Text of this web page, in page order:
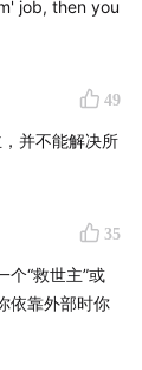
的去答题。
的情绪、动机
在表达我对
自己内心来寻
多。
have it.
job, then you
49
并不能解决所
35
个“救世主”或
依靠外部时你